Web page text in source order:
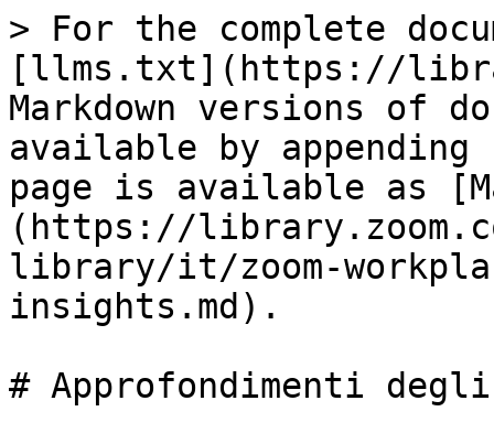
> For the complete
[llms.txt](https://
Markdown versions of
available by
page is available as
(https://
library/it/zoom-
insights.md).
# Approfondimenti